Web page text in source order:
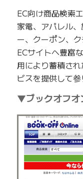
EC向け商品検索
家電、アパレル
ー、クーポン、
ECサイトへ豊富
用により蓄積さ
ビスを提供して参
▼ブックオフオ